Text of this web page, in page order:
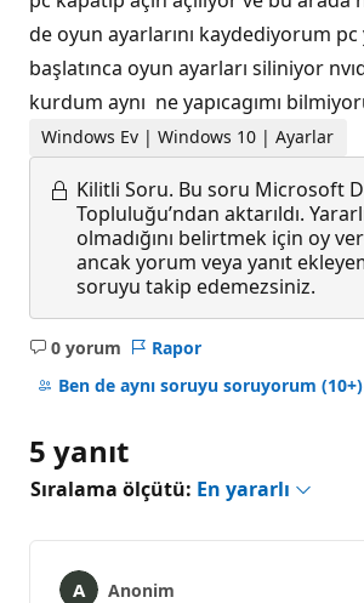
de oyun ayarlarını kaydediyorum
başlatınca oyun ayarları siliniyor
kurdum aynı ne yapıcagımı
Windows Ev | Windows 10 | Ayarlar
Kilitli Soru. Bu soru Microsoft
Topluluğu’ndan aktarıldı.
olmadığını belirtmek için oy
ancak yorum veya yanıt
soruyu takip edemezsiniz.
0 yorum
Açıklama
yok
Rapor
Ben de aynı soruyu soruyorum (10+)
5 yanıt
Sıralama ölçütü: En yararlı
Anonim